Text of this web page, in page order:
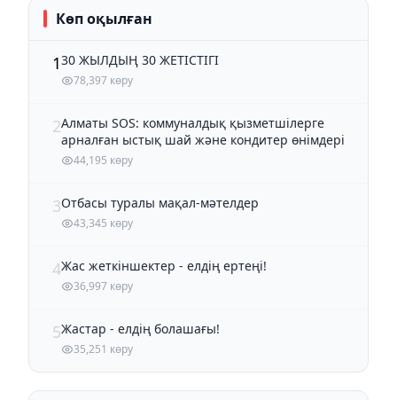
Көп оқылған
130 ЖЫЛДЫҢ 30 ЖЕТІСТІГІ
78,397 көру
2Алматы SOS: коммуналдық қызметшілерге
арналған ыстық шай және кондитер өнімдері
44,195 көру
3Отбасы туралы мақал-мәтелдер
43,345 көру
4Жас жеткіншектер - елдің ертеңі!
36,997 көру
5Жастар - елдің болашағы!
35,251 көру